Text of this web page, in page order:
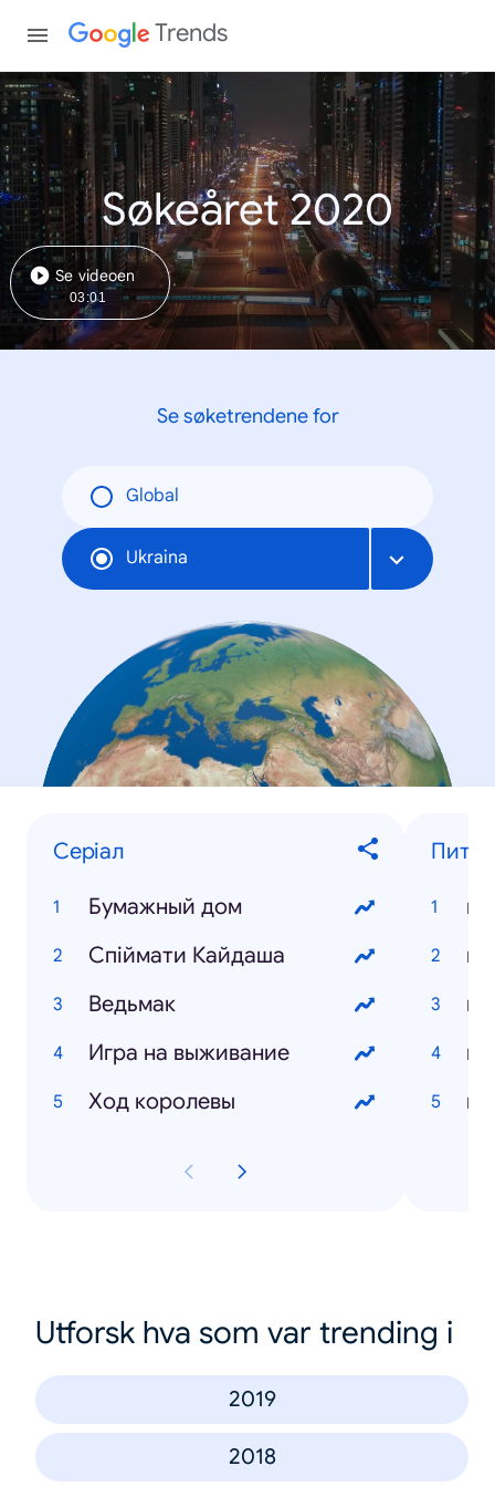
Trends
Søkeåret 2020
Se videoen
03:01
Se søketrendene for
Global
Ukraina
Серіал
Бумажный дом
Спіймати Кайдаша
Ведьмак
Игра на выживание
Ход королевы
Utforsk hva som var trending i
2019
2018